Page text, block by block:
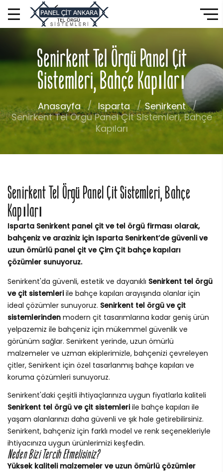
Senirkent Tel Örgü Panel Çit
Sistemleri, Bahçe Kapıları
Anasayfa Isparta
Senirkent
Senirkent Tel Örgü Panel Çit Sistemleri, Bahçe
Kapıları
Senirkent Tel Örgü Panel Çit Sistemleri, Bahçe
Kapıları
Isparta Senirkent panel çit ve tel örgü firması olarak,
bahçeniz ve araziniz için Isparta Senirkent’de güvenli ve
uzun ömürlü panel çit ve Çim Çit bahçe kapıları
çözümler sunuyoruz.
Senirkent'da güvenli, estetik ve dayanıklı Senirkent tel örgü
ve çit sistemleriile bahçe kapıları arayışında olanlar için
ideal çözümler sunuyoruz. Senirkent tel örgü ve çit
sistemlerinden modern çit tasarımlarına kadar geniş ürün
yelpazemiz ile bahçeniz için mükemmel güvenlik ve
görünüm sağlar. Senirkent yerinde, uzun ömürlü
malzemeler ve uzman ekiplerimizle, bahçenizi çevreleyen
çitler, Senirkent için özel tasarlanmış bahçe kapıları ve
koruma çözümleri sunuyoruz.
Senirkent'daki çeşitli ihtiyaçlarınıza uygun fiyatlarla kaliteli
Senirkent tel örgü ve çit sistemleriile bahçe kapıları ile
yaşam alanlarınızı daha güvenli ve şık hale getirebilirsiniz.
Senirkent, bahçeniz için farklı model ve renk seçenekleriyle
ihtiyacınıza uygun ürünlerimizi keşfedin.
Neden Bizi Tercih Etmelisiniz?
Yüksek kaliteli malzemeler ve uzun ömürlü çözümler